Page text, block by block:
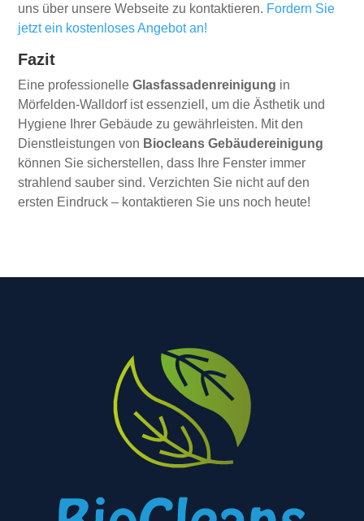
uns über unsere Webseite zu kontaktieren. Fordern Sie
jetzt ein kostenloses Angebot an!
Fazit
Eine professionelleGlasfassadenreinigung in
Mörfelden-Walldorf ist essenziell, um die Ästhetik und
Hygiene Ihrer Gebäude zu gewährleisten. Mit den
Dienstleistungen von Biocleans Gebäudereinigung
können Sie sicherstellen, dass Ihre Fenster immer
strahlend sauber sind. Verzichten Sie nicht auf den
ersten Eindruck – kontaktieren Sie uns noch heute!